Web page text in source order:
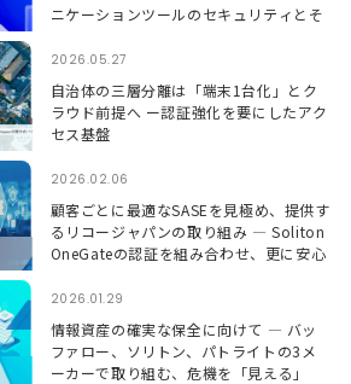
ニケーションツールのセキュリティとそ
2026.05.27
自治体の三層分離は「端末1台化」とク
ラウド前提へ ー認証強化を要にしたアク
セス基盤
2026.02.06
顧客ごとに最適なSASEを見極め、提供す
るリコージャパンの取り組み ― Soliton
OneGateの認証を組み合わせ、更に安心
2026.01.29
情報資産の確実な保全に向けて ― バッ
ファロー、ソリトン、パトライトの3メ
ーカーで取り組む、危機を「見える」